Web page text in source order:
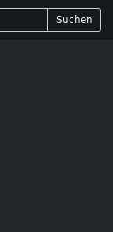
Suchen